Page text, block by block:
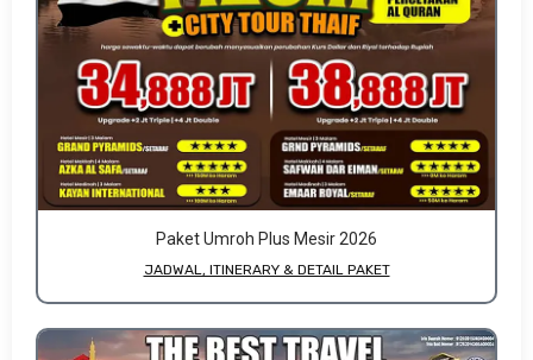
Paket Umroh Plus Mesir 2026
JADWAL, ITINERARY & DETAIL PAKET